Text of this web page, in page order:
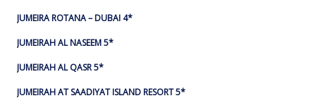
JUMEIRA ROTANA – DUBAI 4*
JUMEIRAH AL NASEEM 5*
JUMEIRAH AL QASR 5*
JUMEIRAH AT SAADIYAT ISLAND RESORT 5*